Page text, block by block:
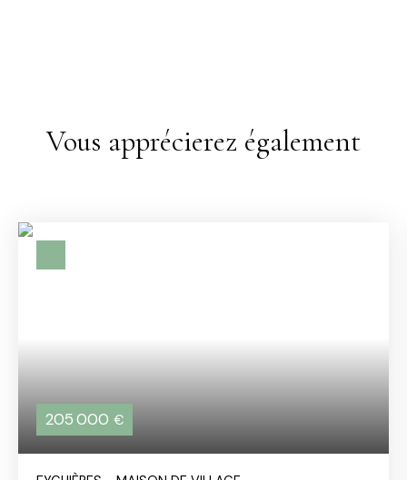
Vous apprécierez également
205 000 €